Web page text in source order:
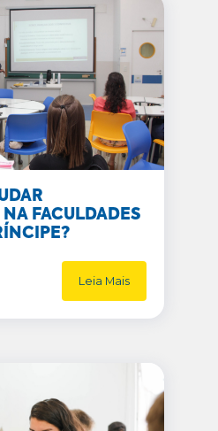
FACULDADES
Leia Mais